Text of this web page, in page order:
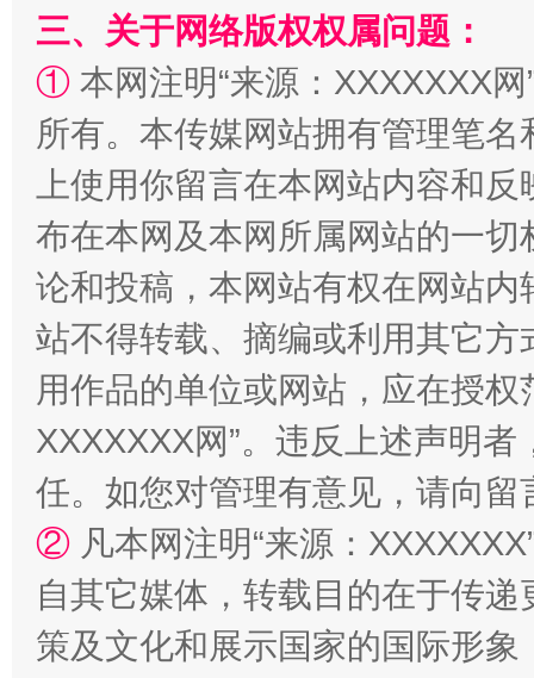
阿坝州三大球赛在茂县开幕
国家大学科技园优化重塑工作
三、关于网络版权权属问题：
① 本网注明“来源：XXXXXXX
所有。本传媒网站拥有管理笔
上使用你留言在本网站内容和
布在本网及本网所属网站的一
论和投稿，本网站有权在网站
站不得转载、摘编或利用其它
用作品的单位或网站，应在授
XXXXXXX网”。违反上述声明
任。如您对管理有意见，请向
② 凡本网注明“来源：
自其它媒体，转载目的在于传
策及文化和展示国家的国际形